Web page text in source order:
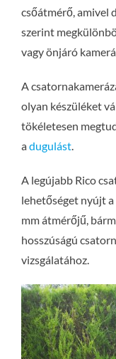
csőátmérő, amivel
szerint
vagy önjáró
A
olyan készüléket
tökéletesen
adugulást.
A legújabb Rico
lehetőséget nyújt
mm átmérőjű,
hosszúságú
vizsgálatához.